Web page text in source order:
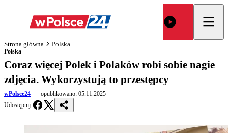
Strona główna Polska
Polska
Coraz więcej Polek i Polaków robi sobie nagie
zdjęcia. Wykorzystują to przestępcy
wPolsce24 opublikowano: 05.11.2025
Udostępnij: